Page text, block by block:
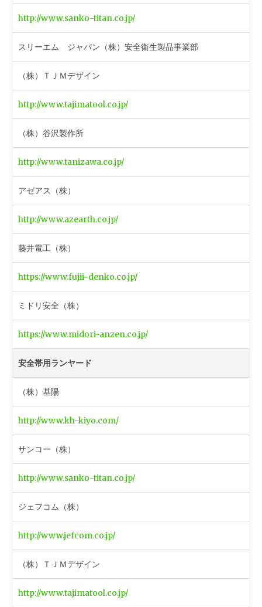
http://www.sanko-titan.co.jp/
スリーエム ジャパン（株）安全衛生製品事業部
（株）ＴＪＭデザイン
http://www.tajimatool.co.jp/
（株）谷沢製作所
http://www.tanizawa.co.jp/
アゼアス（株）
http://www.azearth.co.jp/
藤井電工（株）
https://www.fujii-denko.co.jp/
ミドリ安全（株）
https://www.midori-anzen.co.jp/
安全帯用ランヤード
（株）基陽
http://www.kh-kiyo.com/
サンコー（株）
http://www.sanko-titan.co.jp/
ジェフコム（株）
http://www.jefcom.co.jp/
（株）ＴＪＭデザイン
http://www.tajimatool.co.jp/